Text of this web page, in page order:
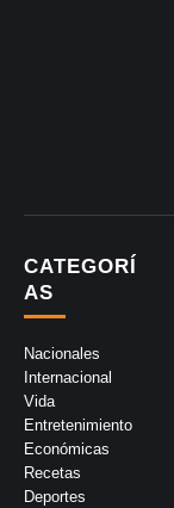
CATEGORÍ
AS
Nacionales
Internacional
Vida
Entretenimiento
Económicas
Recetas
Deportes